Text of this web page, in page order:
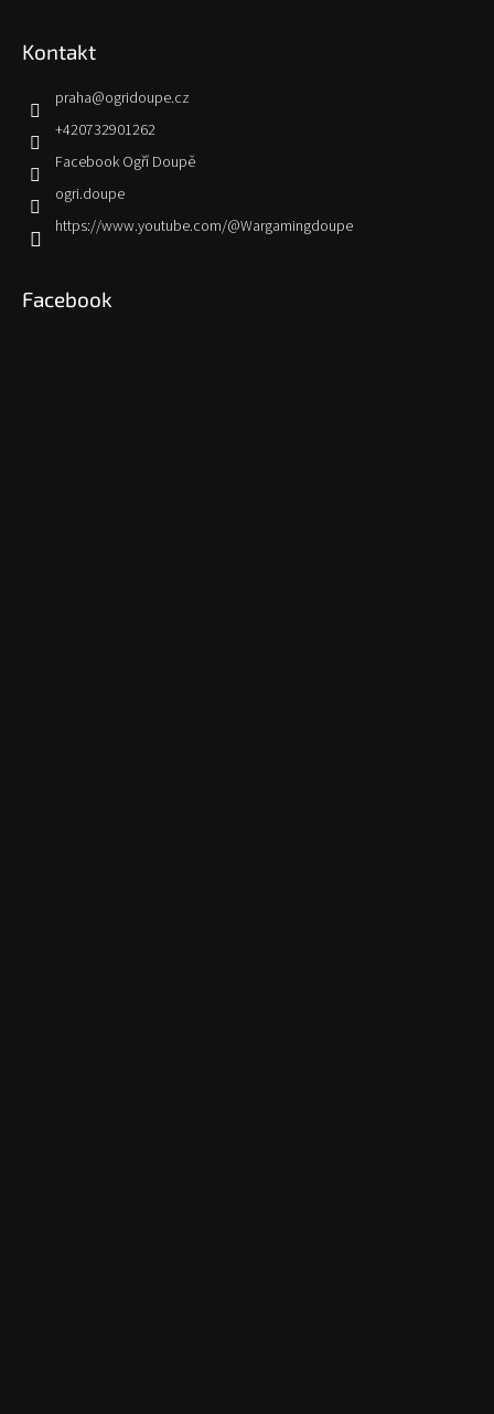
Kontakt
praha@ogridoupe.cz
+420732901262
Facebook Ogří Doupě
ogri.doupe
https://www.youtube.com/@Wargamingdoupe
Facebook